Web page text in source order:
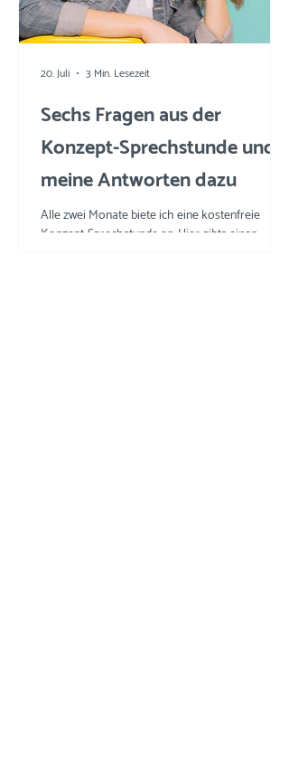
Sechs Fragen aus der
Konzept-Sprechstunde und
meine Antworten dazu
Alle zwei Monate biete ich eine kostenfreie
Konzept-Sprechstunde an. Hier gibts einen
20. Juli 3 Min. Lesezeit